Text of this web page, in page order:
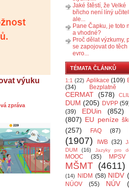
výuku
zpráva
Jaké štěstí, že Velké
břicho není líný
ale...
Pane Čapku, je toto
a vhodné?
Proč dělat výzkumy,
se zapojovat do těch
evro...
TÉMATA ČLÁNKŮ
1:1 (22) Aplikace (109)
(34)
Bezplatně
CERMAT (578) CLIL
DUM (205) DVPP
(39)
EDUin (852)
(807) EU peníze
(257)
FAQ (87)
(1907)
IWB (32)
DUM
(16) Jazyky pro
MOOC (35) MPSV
MŠMT (4611)
(14)
NIDM (58) NIDV
NÚOV (55) NÚV